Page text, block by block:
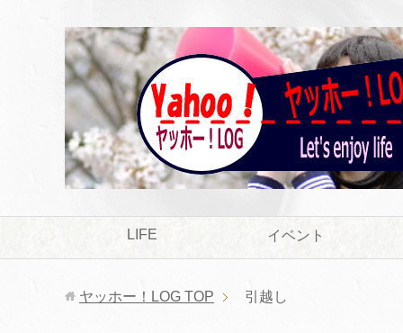
LIFE イベント
ヤッホー！LOG TOP 引越し